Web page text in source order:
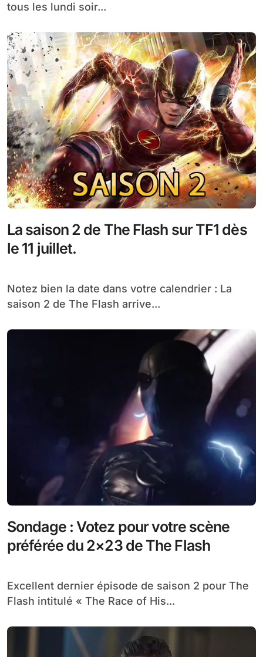
tous les lundi soir...
La saison 2 de The Flash sur TF1 dès
le 11 juillet.
Notez bien la date dans votre calendrier : La
saison 2 de The Flash arrive...
Sondage : Votez pour votre scène
préférée du 2×23 de The Flash
Excellent dernier épisode de saison 2 pour The
Flash intitulé « The Race of His...